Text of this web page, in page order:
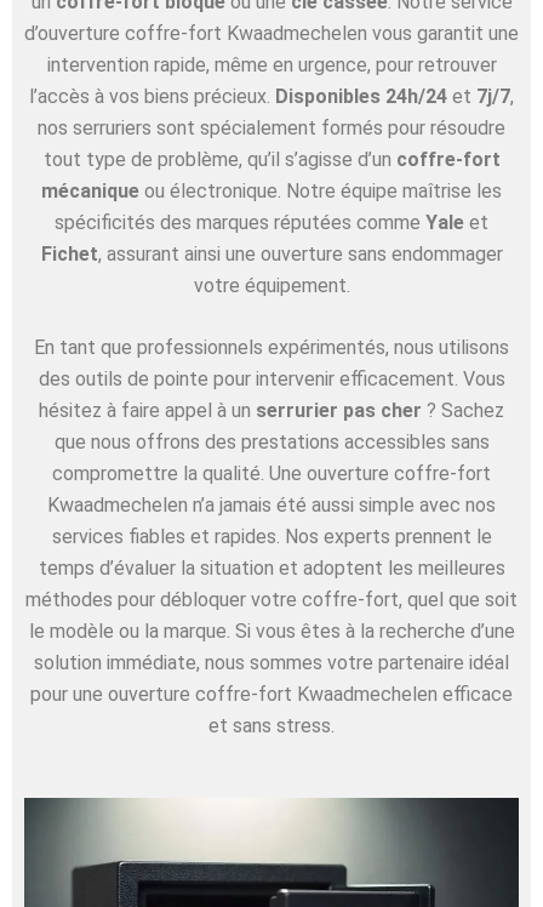
d’ouverture coffre-fort Kwaadmechelen vous garantit une
intervention rapide, même en urgence, pour retrouver
l’accès à vos biens précieux. Disponibles 24h/24 et 7j/7,
nos serruriers sont spécialement formés pour résoudre
tout type de problème, qu’il s’agisse d’un coffre-fort
mécanique ou électronique. Notre équipe maîtrise les
spécificités des marques réputées comme Yale et
Fichet, assurant ainsi une ouverture sans endommager
votre équipement.
En tant que professionnels expérimentés, nous utilisons
des outils de pointe pour intervenir efficacement. Vous
hésitez à faire appel à un serrurier pas cher ? Sachez
que nous offrons des prestations accessibles sans
compromettre la qualité. Une ouverture coffre-fort
Kwaadmechelen n’a jamais été aussi simple avec nos
services fiables et rapides. Nos experts prennent le
temps d’évaluer la situation et adoptent les meilleures
méthodes pour débloquer votre coffre-fort, quel que soit
le modèle ou la marque. Si vous êtes à la recherche d’une
solution immédiate, nous sommes votre partenaire idéal
pour une ouverture coffre-fort Kwaadmechelen efficace
et sans stress.